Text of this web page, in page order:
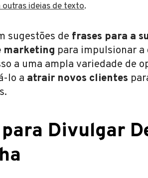
outras ideias de texto.
sugestões de frases para a
marketing para impulsionar a
a uma ampla variedade de
lo a atrair novos clientes
Divulgar